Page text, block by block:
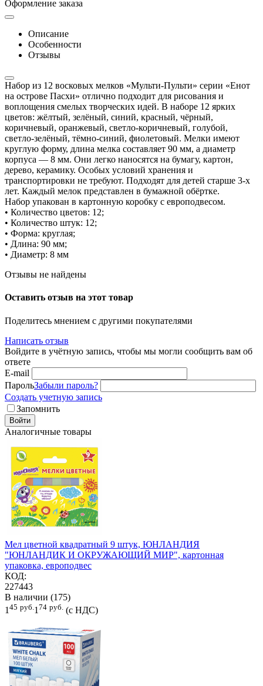
Оформление заказа
Описание
Особенности
Отзывы
Набор из 12 восковых мелков «Мульти-Пульти» серии «Енот
на острове Пасхи» отлично подходит для рисования и
воплощения смелых творческих идей. В наборе 12 ярких
цветов: жёлтый, зелёный, синий, красный, чёрный,
коричневый, оранжевый, светло-коричневый, голубой,
светло-зелёный, тёмно-синий, фиолетовый. Мелки имеют
круглую форму, длина мелка составляет 90 мм, а диаметр
корпуса — 8 мм. Они легко наносятся на бумагу, картон,
дерево, керамику. Особых условий хранения и
транспортировки не требуют. Подходят для детей старше 3-х
лет. Каждый мелок представлен в бумажной обёртке.
Набор упакован в картонную коробку с европодвесом.
• Количество цветов: 12;
• Количество штук: 12;
• Форма: круглая;
• Длина: 90 мм;
• Диаметр: 8 мм
Отзывы не найдены
Оставить отзыв на этот товар
Поделитесь мнением с другими покупателями
Написать отзыв
Войдите в учётную запись, чтобы мы могли сообщить вам об
ответе
E-mail
ПарольЗабыли пароль?
Создать учетную запись
Запомнить
Войти
Аналогичные товары
Мел цветной квадратный 9 штук, ЮНЛАНДИЯ
"ЮНЛАНДИК И ОКРУЖАЮЩИЙ МИР", картонная
упаковка, европодвес
КОД:
227443
В наличии (175)
1 45 руб. 1 74 руб. (с НДС)